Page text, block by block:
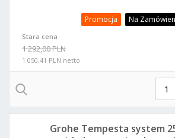
Promocja Na
Stara cena
1 292,00 PLN
1 050,41 PLN netto
Grohe Tempesta system